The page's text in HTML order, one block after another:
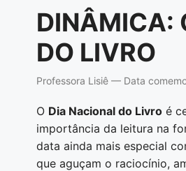
DINÂMICA:
DO LIVRO
Professora Lisiê — Data
O Dia Nacional do Livro é
importância da leitura na
data ainda mais especial
que aguçam o raciocínio,